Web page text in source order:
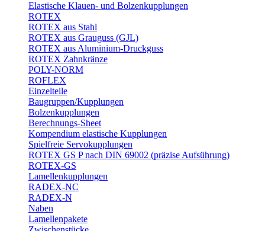
Elastische Klauen- und Bolzenkupplungen
ROTEX
ROTEX aus Stahl
ROTEX aus Grauguss (GJL)
ROTEX aus Aluminium-Druckguss
ROTEX Zahnkränze
POLY-NORM
ROFLEX
Einzelteile
Baugruppen/Kupplungen
Bolzenkupplungen
Berechnungs-Sheet
Kompendium elastische Kupplungen
Spielfreie Servokupplungen
ROTEX GS P nach DIN 69002 (präzise Aufsührung)
ROTEX-GS
Lamellenkupplungen
RADEX-NC
RADEX-N
Naben
Lamellenpakete